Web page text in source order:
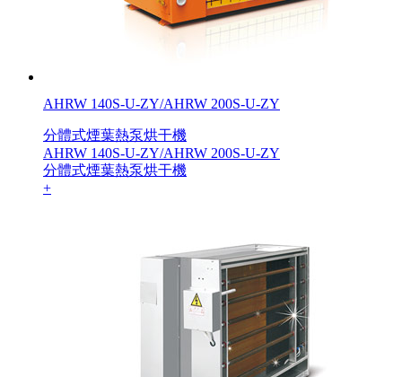
AHRW 140S-U-ZY/AHRW 200S-U-ZY
分體式煙葉熱泵烘干機
AHRW 140S-U-ZY/AHRW 200S-U-ZY
分體式煙葉熱泵烘干機
+